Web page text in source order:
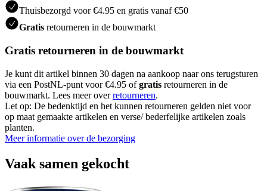
Thuisbezorgd voor €4.95 en gratis vanaf €50
Gratis retourneren in de bouwmarkt
Gratis retourneren in de bouwmarkt
Je kunt dit artikel binnen 30 dagen na aankoop naar ons terugsturen
via een PostNL-punt voor €4.95 ofgratis retourneren in de
bouwmarkt. Lees meer overretourneren.
Let op: De bedenktijd en het kunnen retourneren gelden niet voor
op maat gemaakte artikelen en verse/ bederfelijke artikelen zoals
planten.
Meer informatie over de bezorging
Vaak samen gekocht